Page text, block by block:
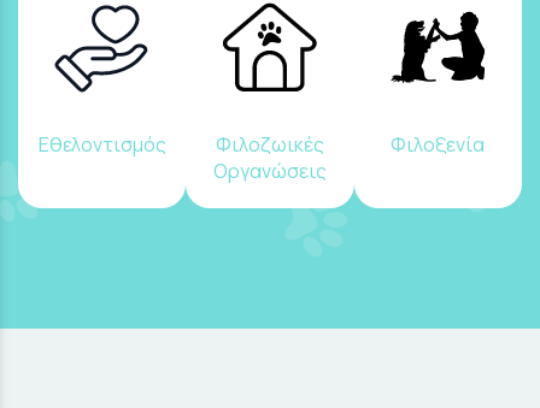
Εθελοντισμός
Φιλοζωικές
Οργανώσεις
Φιλοξενία